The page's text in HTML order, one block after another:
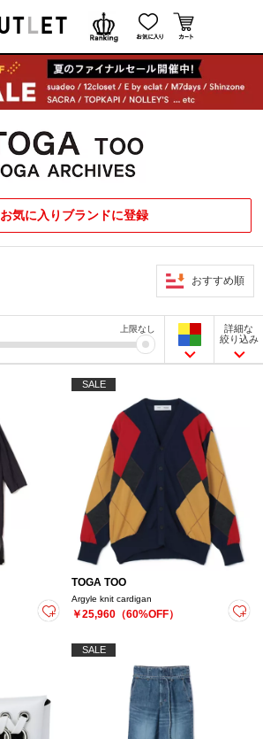
お気に入りブランドに登録
おすすめ順
上限なし
詳細な
絞り込み
SALE
TOGA TOO
Argyle knit cardigan
￥25,960（60%OFF）
SALE